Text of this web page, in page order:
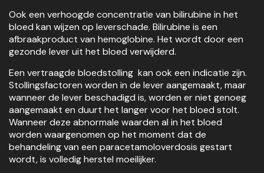
Ook een verhoogde concentratie van bilirubine in het
bloed kan wijzen op leverschade. Bilirubine is een
afbraakproduct van hemoglobine. Het wordt door een
gezonde lever uit het bloed verwijderd.
Een vertraagde bloedstolling kan ook een indicatie zijn.
Stollingsfactoren worden in de lever aangemaakt, maar
wanneer de lever beschadigd is, worden er niet genoeg
aangemaakt en duurt het langer voor het bloed stolt.
Wanneer deze abnormale waarden al in het bloed
worden waargenomen op het moment dat de
behandeling van een paracetamoloverdosis gestart
wordt, is volledig herstel moeilijker.